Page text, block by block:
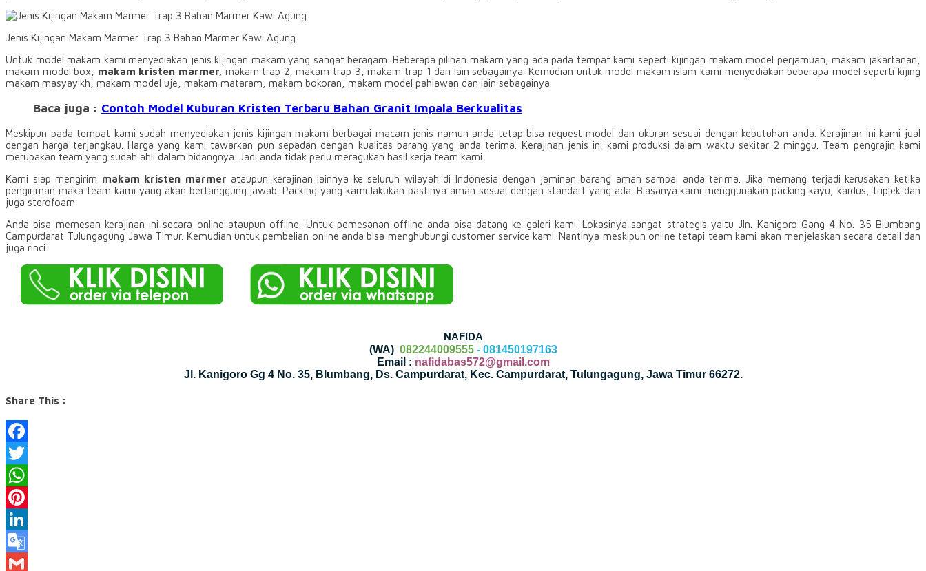
Jenis Kijingan Makam Marmer Trap 3 Bahan Marmer Kawi Agung
Untuk model makam kami menyediakan jenis kijingan makam yang sangat beragam. Beberapa pilihan makam yang ada pada tempat kami seperti kijingan makam model perjamuan, makam jakartanan,
makam model box, makam kristen marmer, makam trap 2, makam trap 3, makam trap 1 dan lain sebagainya. Kemudian untuk model makam islam kami menyediakan beberapa model seperti kijing
makam masyayikh, makam model uje, makam mataram, makam bokoran, makam model pahlawan dan lain sebagainya.
Baca juga : Contoh Model Kuburan Kristen Terbaru Bahan Granit Impala Berkualitas
Meskipun pada tempat kami sudah menyediakan jenis kijingan makam berbagai macam jenis namun anda tetap bisa request model dan ukuran sesuai dengan kebutuhan anda. Kerajinan ini kami jual
dengan harga terjangkau. Harga yang kami tawarkan pun sepadan dengan kualitas barang yang anda terima. Kerajinan jenis ini kami produksi dalam waktu sekitar 2 minggu. Team pengrajin kami
merupakan team yang sudah ahli dalam bidangnya. Jadi anda tidak perlu meragukan hasil kerja team kami.
Kami siap mengirim makam kristen marmer ataupun kerajinan lainnya ke seluruh wilayah di Indonesia dengan jaminan barang aman sampai anda terima. Jika memang terjadi kerusakan ketika
pengiriman maka team kami yang akan bertanggung jawab. Packing yang kami lakukan pastinya aman sesuai dengan standart yang ada. Biasanya kami menggunakan packing kayu, kardus, triplek dan
juga sterofoam.
Anda bisa memesan kerajinan ini secara online ataupun offline. Untuk pemesanan offline anda bisa datang ke galeri kami. Lokasinya sangat strategis yaitu Jln. Kanigoro Gang 4 No. 35 Blumbang
Campurdarat Tulungagung Jawa Timur. Kemudian untuk pembelian online anda bisa menghubungi customer service kami. Nantinya meskipun online tetapi team kami akan menjelaskan secara detail dan
juga rinci.
NAFIDA
(WA)082244009555 - 081450197163
Email : nafidabas572@gmail.com
Jl. Kanigoro Gg 4 No. 35, Blumbang, Ds. Campurdarat, Kec. Campurdarat, Tulungagung, Jawa Timur 66272.
Share This :
Facebook
Twitter
WhatsApp
Pinterest
LinkedIn
Google